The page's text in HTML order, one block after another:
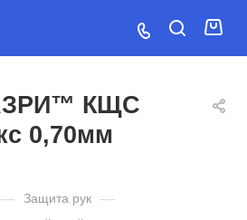
КЩС
0,70мм
— Защита рук —